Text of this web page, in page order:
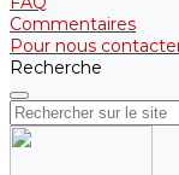
Commentaires
Pour nous
Recherche